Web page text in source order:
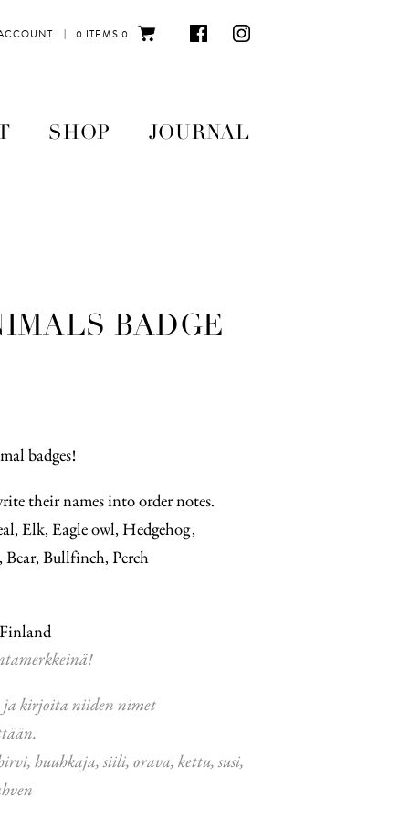
| 0 ITEMS 0
SHOP JOURNAL
BADGE
badges!
their names into order notes.
Elk, Eagle owl, Hedgehog,
Bullfinch, Perch
ja kirjoita niiden nimet
huuhkaja, siili, orava, kettu, susi,